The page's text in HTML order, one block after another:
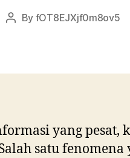
Post
By fOT8EJXjf0m8ov5
yang
satu